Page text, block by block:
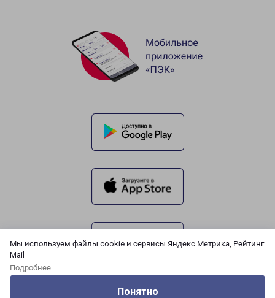
Мы используем файлы cookie и сервисы Яндекс.Метрика, Рейтинг
Mail
Подробнее
Понятно